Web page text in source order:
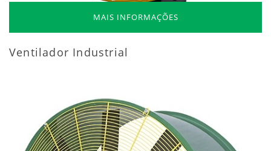
MAIS INFORMAÇÕES
Ventilador Industrial